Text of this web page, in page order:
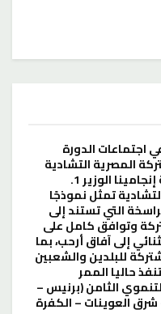
اجتماعات الدورة
المصرية التشادية
بالعاصمة التشادية إنجامينا الوزير 1.
تمثل نموذجًا
التي تستند إلى
وتوافق كامل على
إلى آفاق أرحب، بما
للبلدين والشعبين
مصر تنفذ حاليا الممر
الثامن (برنيس –
العوينات – الكفرة